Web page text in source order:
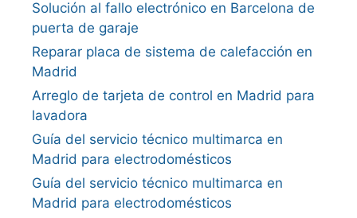
Solución al fallo electrónico en Barcelona de
puerta de garaje
Reparar placa de sistema de calefacción en
Madrid
Arreglo de tarjeta de control en Madrid para
lavadora
Guía del servicio técnico multimarca en
Madrid para electrodomésticos
Guía del servicio técnico multimarca en
Madrid para electrodomésticos